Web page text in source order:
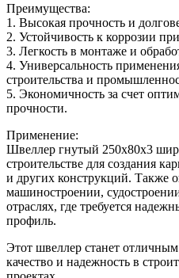
Преимущества:
1. Высокая прочность и
2. Устойчивость к коррозии
3. Легкость в монтаже и
4. Универсальность
строительства и
5. Экономичность за счет
прочности.
Применение:
Швеллер гнутый 250х80х3
строительстве для создания
и других конструкций. Также
машиностроении,
отраслях, где требуется
профиль.
Этот швеллер станет
качество и надежность в